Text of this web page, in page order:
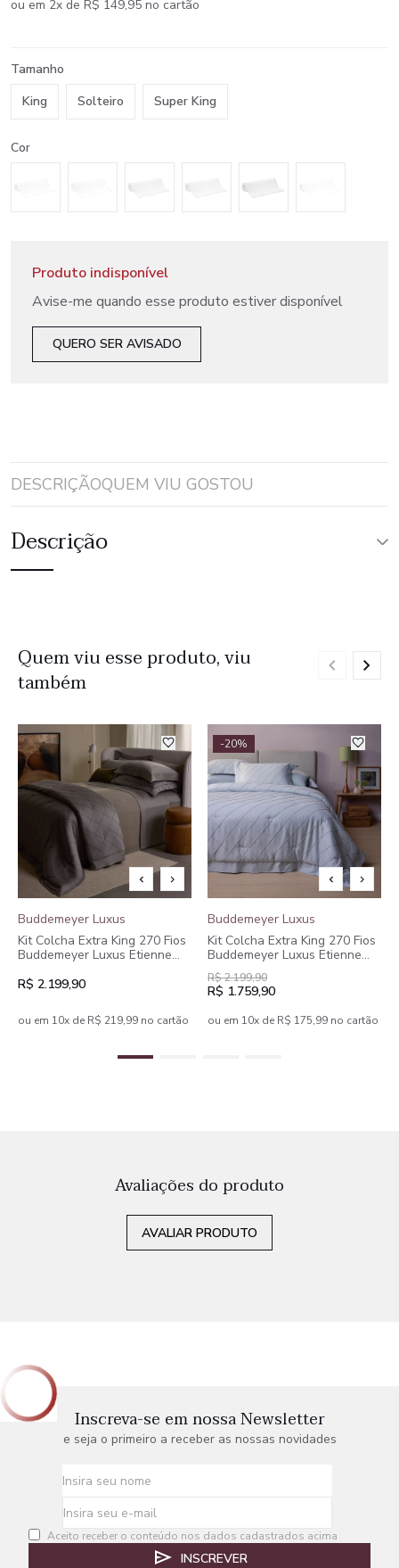
ou em 2x de R$ 149,95 no cartão
Tamanho
King
Solteiro Super King
Cor
Produto indisponível
Avise-me quando esse produto estiver disponível
QUERO SER AVISADO
DESCRIÇÃOQUEM VIU GOSTOU
Descrição
Quem viu esse produto, viu
também
Buddemeyer Luxus
Kit Colcha Extra King 270 Fios
Buddemeyer Luxus Etienne
peças
R$ 2.199,90
ou em 10x de R$ 219,99 no cartão
-20%
Buddemeyer Luxus
Kit Colcha Extra King 270 Fios
Buddemeyer Luxus Etienne
100% Algodão Penteado 3
peças
R$ 2.199,90
R$ 1.759,90
ou em 10x de R$ 175,99 no cartão
Avaliações do produto
AVALIAR PRODUTO
Inscreva-se em nossa Newsletter
e seja o primeiro a receber as nossas novidades
Aceito receber o conteúdo nos dados cadastrados acima
INSCREVER